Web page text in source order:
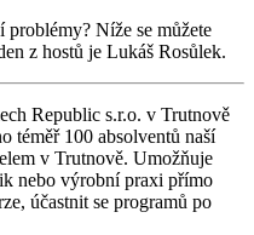
Níže se můžete
z hostů je Lukáš Rosůlek.
Republic s.r.o. v Trutnově
téměř 100 absolventů naší
v Trutnově. Umožňuje
nebo výrobní praxi přímo
účastnit se programů po